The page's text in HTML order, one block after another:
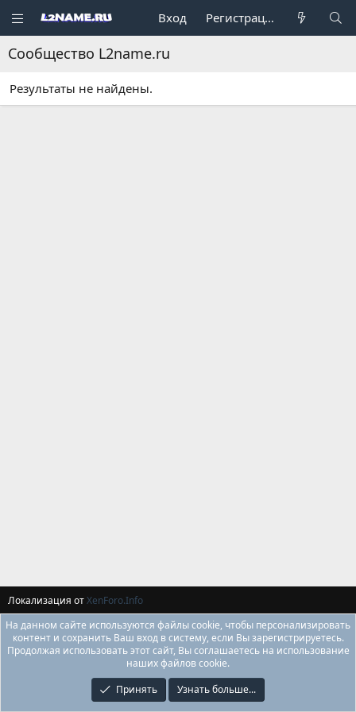
Вход Регистрация
Сообщество L2name.ru
Результаты не найдены.
Локализация отXenForo.Info
На данном сайте используются файлы cookie, чтобы персонализировать
контент и сохранить Ваш вход в систему, если Вы зарегистрируетесь.
Продолжая использовать этот сайт, Вы соглашаетесь на использование
наших файлов cookie.
Принять
Узнать больше...